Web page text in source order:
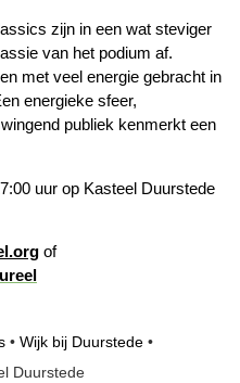
zijn in een wat steviger
van het podium af.
met veel energie gebracht in
energieke sfeer,
publiek kenmerkt een
uur op Kasteel Duurstede
of
• Wijk bij Duurstede •
Duurstede